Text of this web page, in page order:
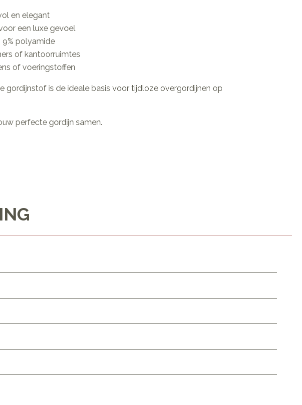
en elegant
een luxe gevoel
9% polyamide
of kantoorruimtes
of voeringstoffen
gordijnstof is de ideale basis voor tijdloze overgordijnen op
perfecte gordijn samen.